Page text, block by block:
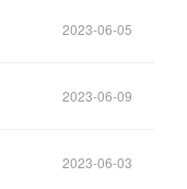
2023-06-05
2023-06-09
2023-06-03